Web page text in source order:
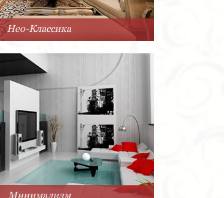
Нео-Классика
Минимализм